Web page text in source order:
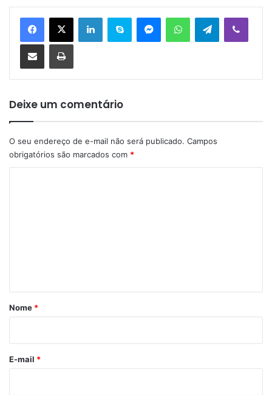
Telegram
Deixe um comentário
O seu endereço de e-mail não será publicado. Campos
obrigatórios são marcados com *
r
*
Nome *
E-mail *